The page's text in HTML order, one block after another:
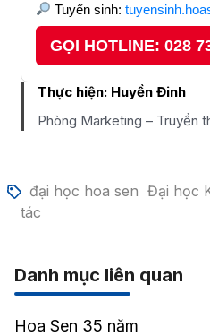
Tuyển sinh:
GỌI HOTLINE: 028
Thực hiện: Huyền Đinh
Phòng Marketing – Truyền
đại học hoa sen Đại học
tác
Danh mục liên quan
Hoa Sen 35 năm